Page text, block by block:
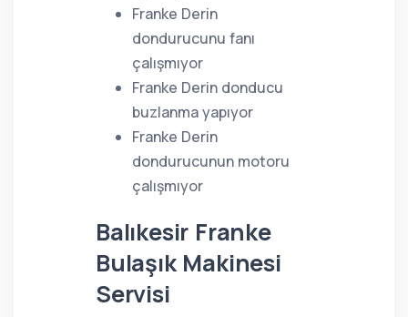
Franke Derin
dondurucunu fanı
çalışmıyor
Franke Derin donducu
buzlanma yapıyor
Franke Derin
dondurucunun motoru
çalışmıyor
Balıkesir Franke
Bulaşık Makinesi
Servisi